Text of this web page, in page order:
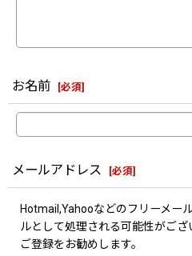
お名前 [必須]
メールアドレス [必須]
Hotmail,Yahooなどのフリーメー
ルとして処理される可能性がご
ご登録をお勧めします。